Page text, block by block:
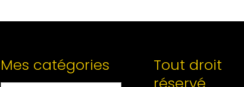
Mes catégories
Tout droit